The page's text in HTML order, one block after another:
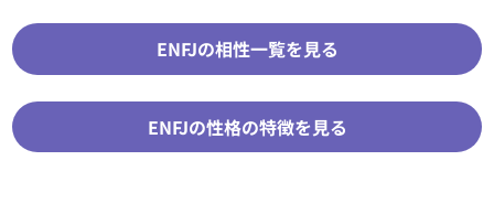
ENFJの相性一覧を見る
ENFJの性格の特徴を見る